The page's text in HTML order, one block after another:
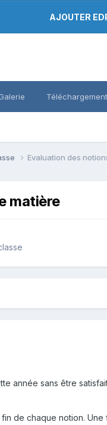
AJOUTER
Evaluation des
matière
année sans être
de chaque notion.